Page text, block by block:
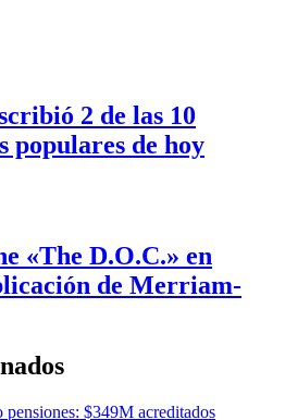
2 de las 10
populares de hoy
«The D.O.C.» en
de Merriam-